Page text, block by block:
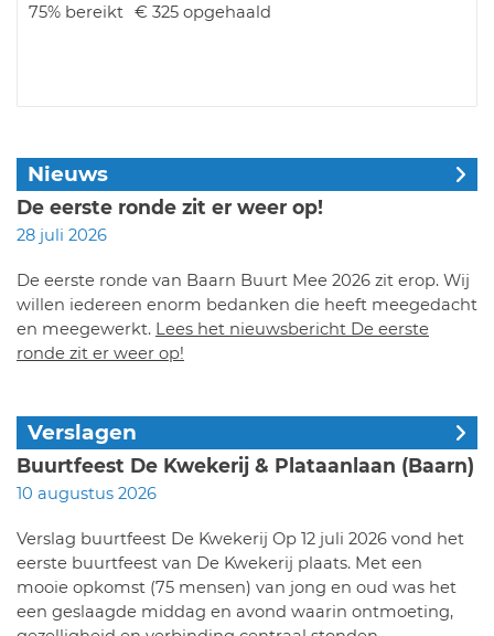
75% bereikt € 325 opgehaald
Nieuws
De eerste ronde zit er weer op!
28 juli 2026
De eerste ronde van Baarn Buurt Mee 2026 zit erop. Wij
willen iedereen enorm bedanken die heeft meegedacht
en meegewerkt. Lees het nieuwsbericht De eerste
ronde zit er weer op!
Verslagen
Buurtfeest De Kwekerij & Plataanlaan (Baarn)
10 augustus 2026
Verslag buurtfeest De Kwekerij Op 12 juli 2026 vond het
eerste buurtfeest van De Kwekerij plaats. Met een
mooie opkomst (75 mensen) van jong en oud was het
een geslaagde middag en avond waarin ontmoeting,